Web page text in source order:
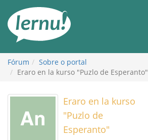
conteúdo
Fórum
Sobre o portal
Eraro en la kurso "Puzlo de Esperanto"
Eraro en la kurso
"Puzlo de
Esperanto"